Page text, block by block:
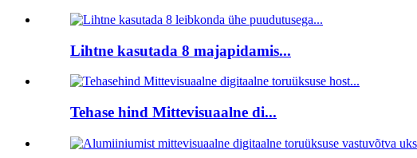
Lihtne kasutada 8 majapidamis...
Tehase hind Mittevisuaalne di...